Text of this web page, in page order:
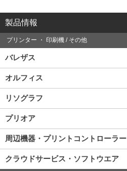
製品情報
プリンター ・ 印刷機 / その他
バレザス
オルフィス
リソグラフ
プリオア
周辺機器・プリントコントローラー
クラウドサービス・ソフトウエア